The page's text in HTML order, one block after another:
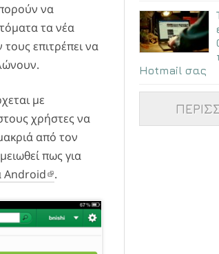
να
τα νέα
επιτρέπει να
με
χρήστες να
από τον
πως για
Android .
Hotmail σας